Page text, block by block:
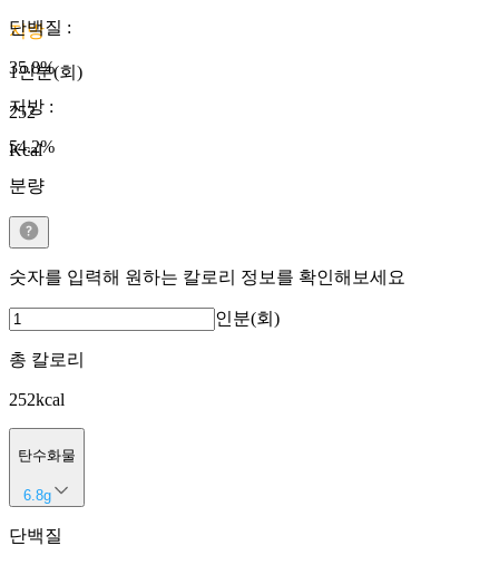
지방
1인분(회)
252
Kcal
단백질 :
35.8%
지방 :
54.2%
분량
숫자를 입력해 원하는 칼로리 정보를 확인해보세요
인분(회)
총 칼로리
252kcal
탄수화물
6.8g
단백질